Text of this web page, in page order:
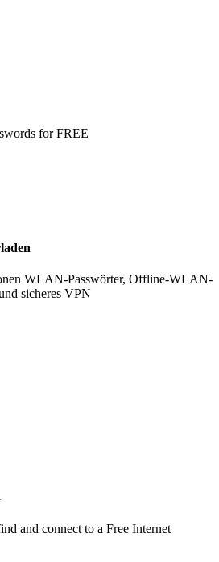
for FREE
WLAN-Passwörter, Offline-WLAN-
sicheres VPN
and connect to a Free Internet